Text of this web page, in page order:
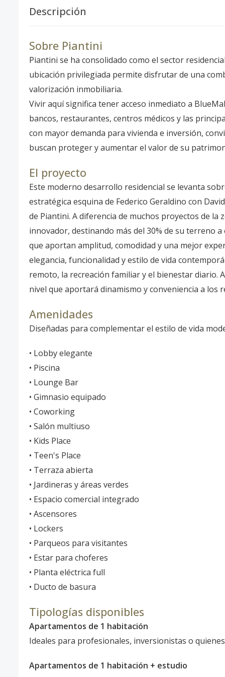
Descripción
Sobre Piantini
Piantini se ha consolidado como el sector
ubicación privilegiada permite disfrutar de una
valorización inmobiliaria.
Vivir aquí significa tener acceso inmediato a
bancos, restaurantes, centros médicos y las
con mayor demanda para vivienda e inversión,
buscan proteger y aumentar el valor de su
El proyecto
Este moderno desarrollo residencial se levanta
estratégica esquina de Federico Geraldino con
de Piantini. A diferencia de muchos proyectos de
innovador, destinando más del 30% de su terreno
que aportan amplitud, comodidad y una mejor
elegancia, funcionalidad y estilo de vida
remoto, la recreación familiar y el bienestar diario.
nivel que aportará dinamismo y conveniencia a los
Amenidades
Diseñadas para complementar el estilo de vida
• Lobby elegante
• Piscina
• Lounge Bar
• Gimnasio equipado
• Coworking
• Salón multiuso
• Kids Place
• Teen's Place
• Terraza abierta
• Jardineras y áreas verdes
• Espacio comercial integrado
• Ascensores
• Lockers
• Parqueos para visitantes
• Estar para choferes
• Planta eléctrica full
• Ducto de basura
Tipologías disponibles
Apartamentos de 1 habitación
Ideales para profesionales, inversionistas o
Apartamentos de 1 habitación + estudio